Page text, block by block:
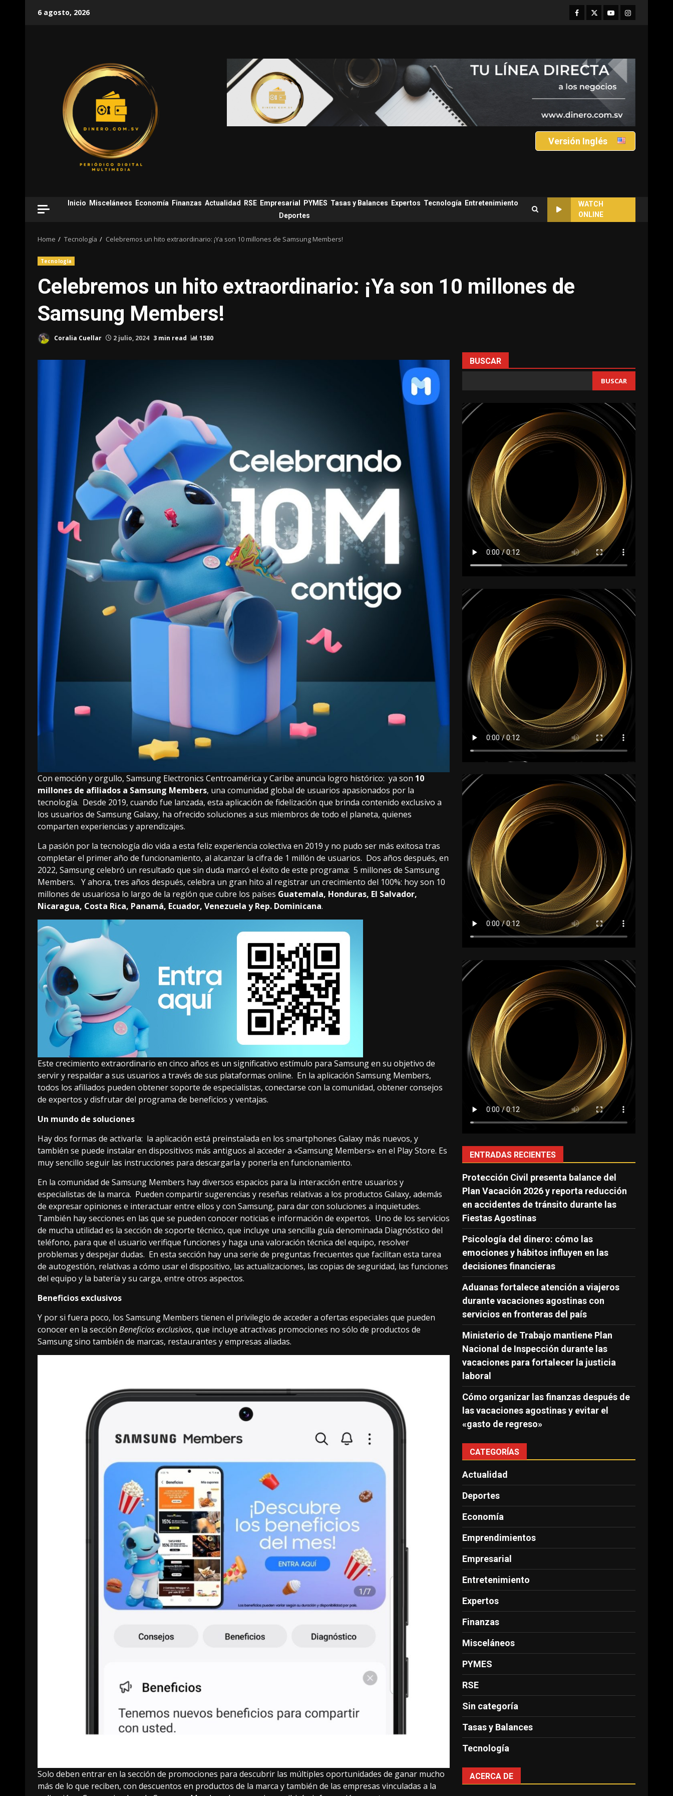
6 agosto, 2026 Facebook
TwitterYoutubeInstagram
Versión Inglés
Inicio Misceláneos Economía Finanzas Actualidad RSE Empresarial PYMES Tasas y Balances Expertos Tecnología
Entretenimiento
Deportes
WATCH
ONLINE
Home Tecnología Celebremos un hito extraordinario: ¡Ya son 10 millones de Samsung Members!
Tecnología
Celebremos un hito extraordinario: ¡Ya son 10 millones de
Samsung Members!
Coralia Cuellar 2 julio, 2024 3 min read 1580
Con emoción y orgullo, Samsung Electronics Centroamérica y Caribe anuncia logro histórico: ya son 10
millones de afiliados a Samsung Members, una comunidad global de usuarios apasionados por la
tecnología. Desde 2019, cuando fue lanzada, esta aplicación de fidelización que brinda contenido exclusivo a
los usuarios de Samsung Galaxy, ha ofrecido soluciones a sus miembros de todo el planeta, quienes
comparten experiencias y aprendizajes.
La pasión por la tecnología dio vida a esta feliz experiencia colectiva en 2019 y no pudo ser más exitosa tras
completar el primer año de funcionamiento, al alcanzar la cifra de 1 millón de usuarios. Dos años después, en
2022, Samsung celebró un resultado que sin duda marcó el éxito de este programa: 5 millones de Samsung
Members. Y ahora, tres años después, celebra un gran hito al registrar un crecimiento del 100%: hoy son 10
millones de usuariosa lo largo de la región que cubre los países Guatemala, Honduras, El Salvador,
Nicaragua, Costa Rica, Panamá, Ecuador, Venezuela y Rep. Dominicana.
Este crecimiento extraordinario en cinco años es un significativo estímulo para Samsung en su objetivo de
servir y respaldar a sus usuarios a través de sus plataformas online. En la aplicación Samsung Members,
todos los afiliados pueden obtener soporte de especialistas, conectarse con la comunidad, obtener consejos
de expertos y disfrutar del programa de beneficios y ventajas.
Un mundo de soluciones
Hay dos formas de activarla: la aplicación está preinstalada en los smartphones Galaxy más nuevos, y
también se puede instalar en dispositivos más antiguos al acceder a «Samsung Members» en el Play Store. Es
muy sencillo seguir las instrucciones para descargarla y ponerla en funcionamiento.
En la comunidad de Samsung Members hay diversos espacios para la interacción entre usuarios y
especialistas de la marca. Pueden compartir sugerencias y reseñas relativas a los productos Galaxy, además
de expresar opiniones e interactuar entre ellos y con Samsung, para dar con soluciones a inquietudes.
También hay secciones en las que se pueden conocer noticias e información de expertos. Uno de los servicios
de mucha utilidad es la sección de soporte técnico, que incluye una sencilla guía denominada Diagnóstico del
teléfono, para que el usuario verifique funciones y haga una valoración técnica del equipo, resolver
problemas y despejar dudas. En esta sección hay una serie de preguntas frecuentes que facilitan esta tarea
de autogestión, relativas a cómo usar el dispositivo, las actualizaciones, las copias de seguridad, las funciones
del equipo y la batería y su carga, entre otros aspectos.
Beneficios exclusivos
Y por si fuera poco, los Samsung Members tienen el privilegio de acceder a ofertas especiales que pueden
conocer en la sección Beneficios exclusivos, que incluye atractivas promociones no sólo de productos de
Samsung sino también de marcas, restaurantes y empresas aliadas.
Solo deben entrar en la sección de promociones para descubrir las múltiples oportunidades de ganar mucho
más de lo que reciben, con descuentos en productos de la marca y también de las empresas vinculadas a la
BUSCAR
BUSCAR
ENTRADAS RECIENTES
Protección Civil presenta balance del
Plan Vacación 2026 y reporta reducción
en accidentes de tránsito durante las
Fiestas Agostinas
Psicología del dinero: cómo las
emociones y hábitos influyen en las
decisiones financieras
Aduanas fortalece atención a viajeros
durante vacaciones agostinas con
servicios en fronteras del país
Ministerio de Trabajo mantiene Plan
Nacional de Inspección durante las
vacaciones para fortalecer la justicia
laboral
Cómo organizar las finanzas después de
las vacaciones agostinas y evitar el
«gasto de regreso»
CATEGORÍAS
Actualidad
Deportes
Economía
Emprendimientos
Empresarial
Entretenimiento
Expertos
Finanzas
Misceláneos
PYMES
RSE
Sin categoría
Tasas y Balances
Tecnología
ACERCA DE